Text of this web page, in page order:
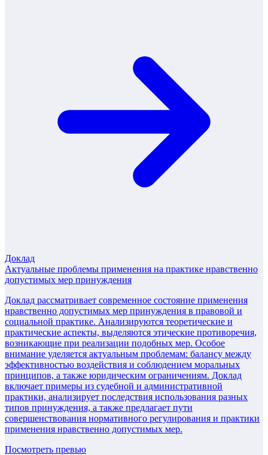
Доклад
Актуальные проблемы применения на практике нравственно
допустимых мер принуждения
Доклад рассматривает современное состояние применения
нравственно допустимых мер принуждения в правовой и
социальной практике. Анализируются теоретические и
практические аспекты, выделяются этические противоречия,
возникающие при реализации подобных мер. Особое
внимание уделяется актуальным проблемам: балансу между
эффективностью воздействия и соблюдением моральных
принципов, а также юридическим ограничениям. Доклад
включает примеры из судебной и административной
практики, анализирует последствия использования разных
типов принуждения, а также предлагает пути
совершенствования нормативного регулирования и практики
применения нравственно допустимых мер.
Посмотреть превью